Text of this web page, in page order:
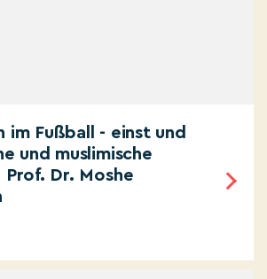
im Fußball - einst und
und muslimische
Prof. Dr. Moshe